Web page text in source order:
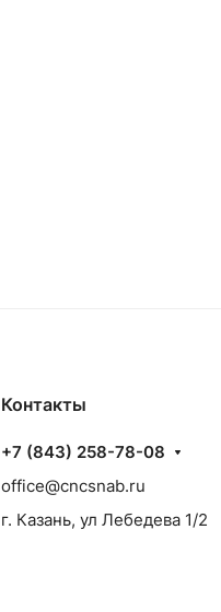
Контакты
+7 (843) 258-78-08
office@cncsnab.ru
г. Казань, ул Лебедева 1/2